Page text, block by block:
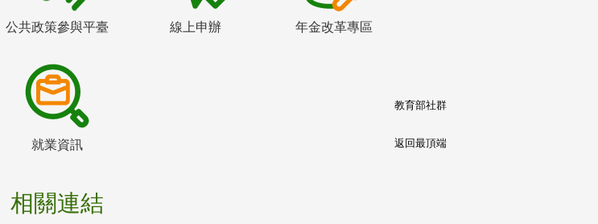
公共政策參與平臺 線上申辦 年金改革專區
就業資訊
相關連結
教育部社群
返回最頂端